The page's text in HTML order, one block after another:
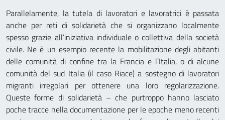
Parallelamente, la tutela di lavoratori e lavoratrici è passata
anche per reti di solidarietà che si organizzano localmente
spesso grazie all’iniziativa individuale o collettiva della società
civile. Ne è un esempio recente la mobilitazione degli abitanti
delle comunità di confine tra la Francia e l’Italia, o di alcune
comunità del sud Italia (il caso Riace) a sostegno di lavoratori
migranti irregolari per ottenere una loro regolarizzazione.
Queste forme di solidarietà – che purtroppo hanno lasciato
poche tracce nella documentazione per le epoche meno recenti